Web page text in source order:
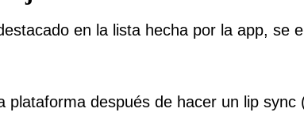
en la lista hecha por la app, se
plataforma después de hacer un lip sync